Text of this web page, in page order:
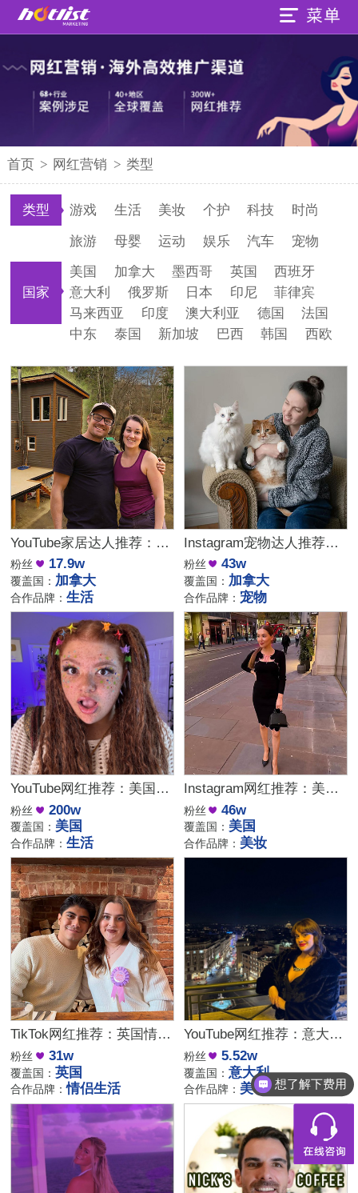
首页 > 网红营销 > 类型
类型 游戏 生活 美妆 个护 科技 时尚
旅游 母婴 运动 娱乐 汽车 宠物
国家
美国 加拿大 墨西哥 英国
西班牙
意大利
俄罗斯 日本 印尼
菲律宾
马来西亚
印度 澳大利亚 德国
法国
中东
泰国 新加坡 巴西 韩国 西欧
YouTube家居达人推荐：加拿大DIY建筑生活kol博主
粉丝 17.9w
覆盖国： 加拿大
合作品牌：生活
Instagram宠物达人推荐：加拿大猫咪生活博主，适合宠物品牌合作
粉丝 43w
覆盖国： 加拿大
合作品牌： 宠物
YouTube网红推荐：美国生活方式Vlog博主，200万粉家庭达人合作
粉丝 200w
覆盖国： 美国
合作品牌：生活
Instagram网红推荐：美国美妆护肤博主，46万粉幽默科普达人合作
粉丝 46w
覆盖国： 美国
合作品牌： 美妆
TikTok网红推荐：英国情侣生活旅行博主，互动挑战达人合作
粉丝 31w
覆盖国：英国
合作品牌：情侣生活
YouTube网红推荐：意大利家庭生活美妆护肤尾部博主
粉丝 5.52w
覆盖国：意大利
合作品牌： 美妆护肤想了解下费用